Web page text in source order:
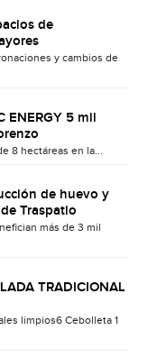
de
y cambios de
ENERGY 5 mil
8 hectáreas en la...
de huevo y
Traspatio
más de 3 mil
TRADICIONAL
limpios6 Cebolleta 1